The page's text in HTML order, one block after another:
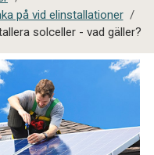
på vid elinstallationer /
solceller - vad gäller?